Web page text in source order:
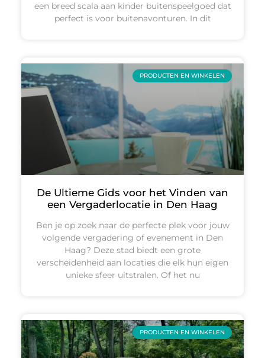
een breed scala aan kinder buitenspeelgoed dat
perfect is voor buitenavonturen. In dit
PRODUCTEN EN WINKELEN
De Ultieme Gids voor het Vinden van
een Vergaderlocatie in Den Haag
Ben je op zoek naar de perfecte plek voor jouw
volgende vergadering of evenement in Den
Haag? Deze stad biedt een grote
verscheidenheid aan locaties die elk hun eigen
unieke sfeer uitstralen. Of het nu
PRODUCTEN EN WINKELEN